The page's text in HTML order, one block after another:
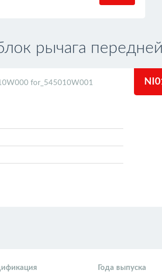
рычага
for_545010W001
Года выпуска